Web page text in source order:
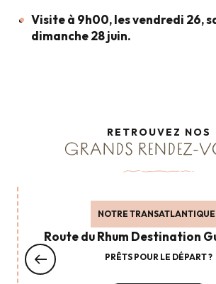
Visite à 9h00, les vendredi 26,
dimanche 28 juin.
RETROUVEZ NOS
GRANDS RENDEZ-
NOTRE TRANSATLANTIQUE
Route du Rhum Destination
PRÊTS POUR LE DÉPART ?